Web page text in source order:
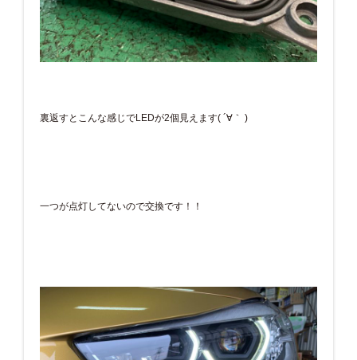
裏返すとこんな感じでLEDが2個見えます( ´∀｀ )
一つが点灯してないので交換です！！